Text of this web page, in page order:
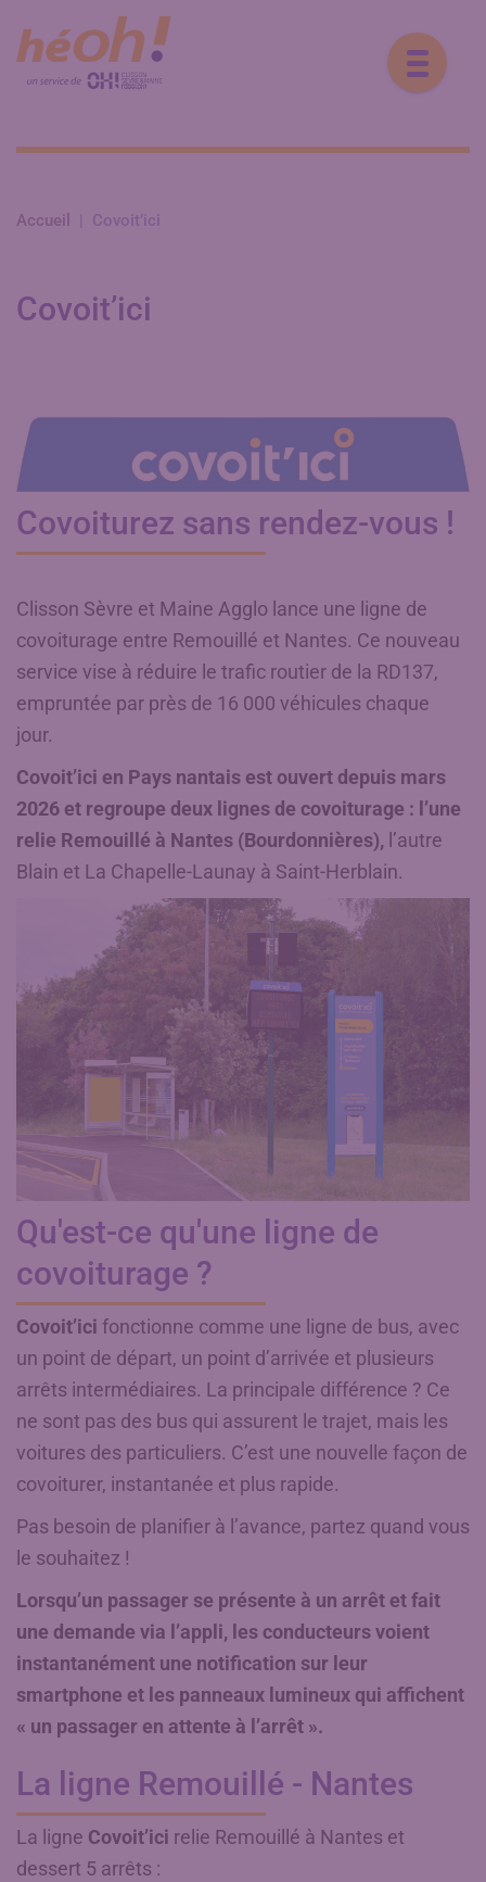
Accueil Covoit’ici
Covoit’ici
Covoiturez sans rendez-vous !
Clisson Sèvre et Maine Agglo lance une ligne de
covoiturage entre Remouillé et Nantes. Ce nouveau
service vise à réduire le trafic routier de la RD137,
empruntée par près de 16 000 véhicules chaque
jour.
Covoit’ici en Pays nantais est ouvert depuis mars
2026 et regroupe deux lignes de covoiturage : l’une
relie Remouillé à Nantes (Bourdonnières), l’autre
Blain et La Chapelle-Launay à Saint-Herblain.
Qu'est-ce qu'une ligne de
covoiturage ?
Covoit’ici fonctionne comme une ligne de bus, avec
un point de départ, un point d’arrivée et plusieurs
arrêts intermédiaires. La principale différence ? Ce
ne sont pas des bus qui assurent le trajet, mais les
voitures des particuliers. C’est une nouvelle façon de
covoiturer, instantanée et plus rapide.
Pas besoin de planifier à l’avance, partez quand vous
le souhaitez !
Lorsqu’un passager se présente à un arrêt et fait
une demande via l’appli, les conducteurs voient
instantanément une notification sur leur
smartphone et les panneaux lumineux qui affichent
« un passager en attente à l’arrêt ».
La ligne Remouillé - Nantes
La ligne Covoit’ici relie Remouillé à Nantes et
dessert 5 arrêts :